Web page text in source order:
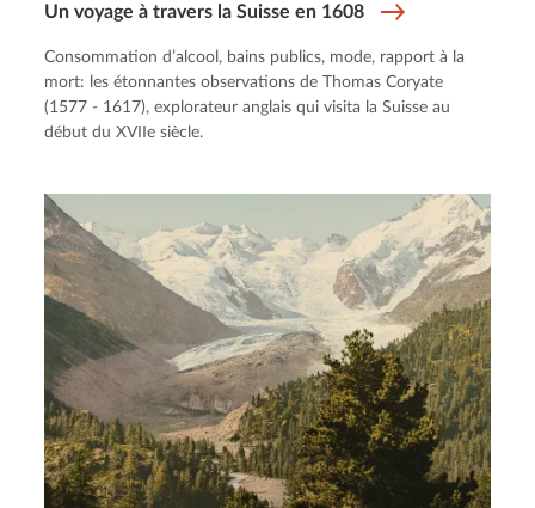
Un voyage à travers la Suisse en 1608
Consommation d’alcool, bains publics, mode, rapport à la
mort: les étonnantes observations de Thomas Coryate
(1577 - 1617), explorateur anglais qui visita la Suisse au
début du XVIIe siècle.